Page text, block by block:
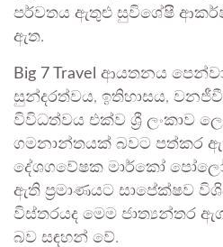
පර්වතය ඇතුළු සුවිශේෂී
ඇත.
Big 7 Travel ආයතනය
සුන්දරත්වය, ඉතිහාසය,
විවිධත්වය එක්ව ශ්‍රී ලංකාව
ගමනාන්තයක් බවට පත්කර
දේශගවේෂක මාර්කෝ පෝලෝ
ඇති ප්‍රමාණයට සාපේක්ෂව
විස්තරයද මෙම ජාත්‍යන්තර
බව සඳහන් වේ.